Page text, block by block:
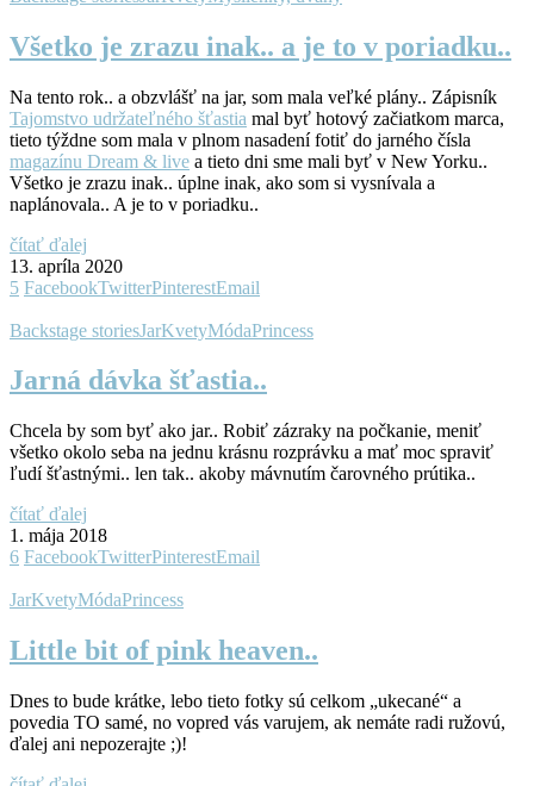
Všetko je zrazu inak.. a je to v poriadku..
Na tento rok.. a obzvlášť na jar, som mala veľké plány.. Zápisník
Tajomstvo udržateľného šťastia mal byť hotový začiatkom marca,
tieto týždne som mala v plnom nasadení fotiť do jarného čísla
magazínu Dream & live a tieto dni sme mali byť v New Yorku..
Všetko je zrazu inak.. úplne inak, ako som si vysnívala a
naplánovala.. A je to v poriadku..
čítať ďalej
13. apríla 2020
5 FacebookTwitterPinterestEmail
Backstage storiesJarKvetyMódaPrincess
Jarná dávka šťastia..
Chcela by som byť ako jar.. Robiť zázraky na počkanie, meniť
všetko okolo seba na jednu krásnu rozprávku a mať moc spraviť
ľudí šťastnými.. len tak.. akoby mávnutím čarovného prútika..
čítať ďalej
1. mája 2018
6 FacebookTwitterPinterestEmail
JarKvetyMódaPrincess
Little bit of pink heaven..
Dnes to bude krátke, lebo tieto fotky sú celkom „ukecané“ a
povedia TO samé, no vopred vás varujem, ak nemáte radi ružovú,
ďalej ani nepozerajte ;)!